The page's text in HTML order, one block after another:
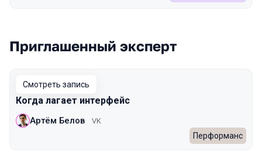
Приглашенный эксперт
Смотреть запись
Когда лагает интерфейс
Артём Белов VK
Перформанс